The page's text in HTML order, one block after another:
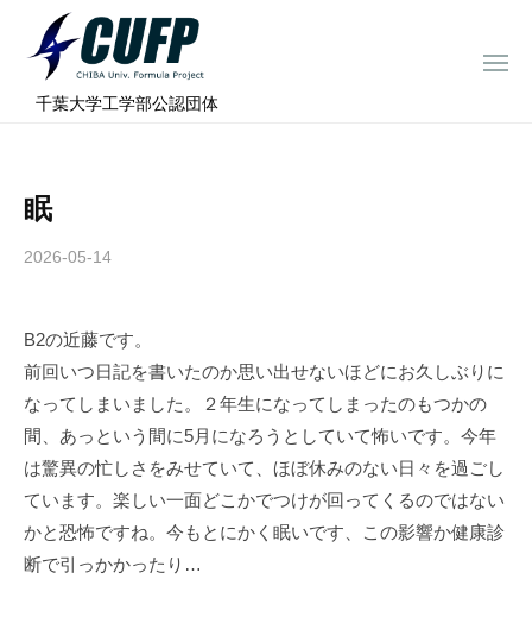
千
学
ォ
ミ
ュ
ラ
プ
ロ
ジ
ェ
ク
⠀千葉大学工学部公認団体
メ
眠
2026-05-14
h
i
b
a
o
m
B2の近藤です。
前回いつ日記を書いたのか思い出せないほどにお久しぶりに
なってしまいました。２年生になってしまったのもつかの
間、あっという間に5月になろうとしていて怖いです。今年
は驚異の忙しさをみせていて、ほぼ休みのない日々を過ごし
ています。楽しい一面どこかでつけが回ってくるのではない
かと恐怖ですね。今もとにかく眠いです、この影響か健康診
断で引っかかったり…
ミ
ラ
ェ
ト